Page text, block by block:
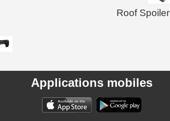
Roof Spoiler
Applications mobiles